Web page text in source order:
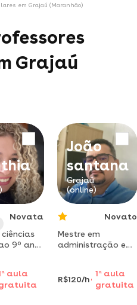
em Grajaú (Maranhão)
Grajaú
Novata
9º ano
a aula
João
santana
Grajaú
(online)
Novato
Mestre em
administração e
school e com
muita experiência
R$120/h
1 a aula
gratuita